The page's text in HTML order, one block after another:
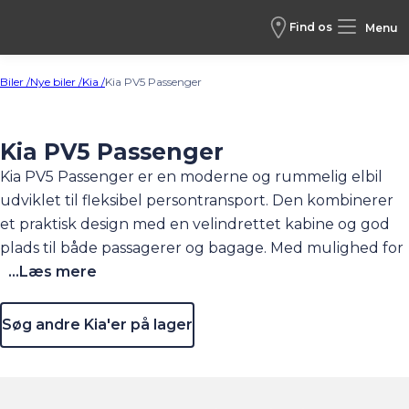
Find os Menu
Biler /Nye biler /Kia /Kia PV5 Passenger
Kia PV5 Passenger
Kia PV5 Passenger er en moderne og rummelig elbil
udviklet til fleksibel persontransport. Den kombinerer
et praktisk design med en velindrettet kabine og god
plads til både passagerer og bagage. Med mulighed for
forskellige batteristørrelser tilbyder den solid
både hverdagsbrug og længere ture. Lav
indstigningshøjde og mange komfortfunktioner gør
...Læs mere
Søg andre Kia'er på lager